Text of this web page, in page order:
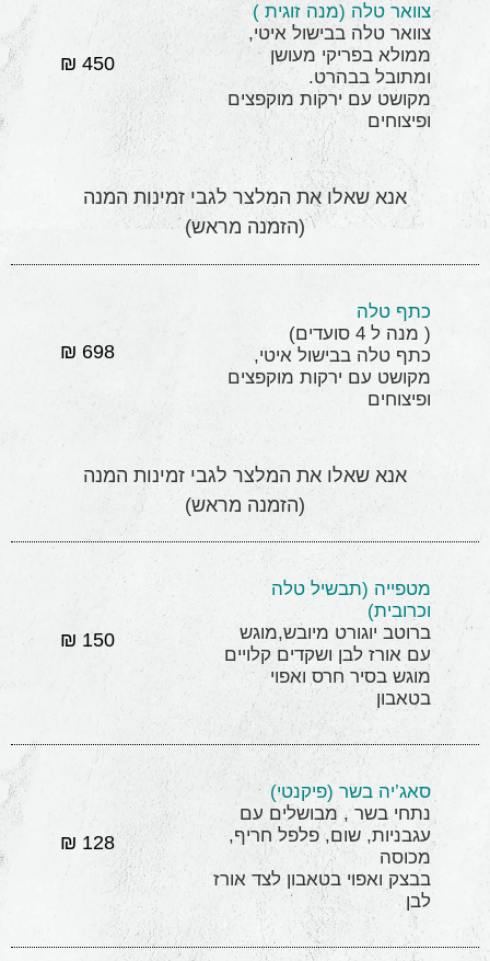
צוואר טלה (מנה זוגית )
צוואר טלה בבישול איטי,
ממולא בפריקי מעושן
ומתובל בבהרט.
מקושט עם ירקות מוקפצים
ופיצוחים
450 ₪
אנא שאלו את המלצר לגבי זמינות המנה
(הזמנה מראש)
כתף טלה
( מנה ל 4 סועדים)
כתף טלה בבישול איטי,
מקושט עם ירקות מוקפצים
ופיצוחים
698 ₪
אנא שאלו את המלצר לגבי זמינות המנה
(הזמנה מראש)
מטפייה (תבשיל טלה
וכרובית)
ברוטב יוגורט מיובש,מוגש
עם אורז לבן ושקדים קלויים
מוגש בסיר חרס ואפוי
בטאבון
150 ₪
סאג’יה בשר (פיקנטי)
נתחי בשר , מבושלים עם
עגבניות, שום, פלפל חריף,
מכוסה
בבצק ואפוי בטאבון לצד אורז
לבן
128 ₪